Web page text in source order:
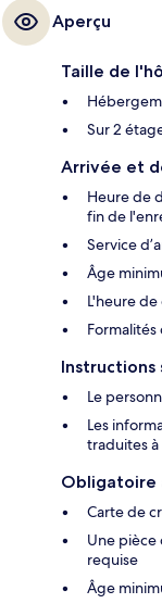
Aperçu
Taille de
Sur 2
Arrivée et
Heure de
fin de
Service
Âge
L'heure
Instructions
Le
Les
traduites à
Obligatoire
Carte de
Une
requise
Âge